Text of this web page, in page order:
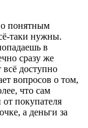
понятным
таки нужны.
в
сразу же
всё доступно
вопросов о том,
что сам
покупателя
а деньги за